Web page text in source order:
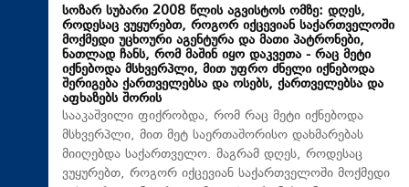
სოზარ სუბარი 2008 წლის აგვისტოს ომზე: დღეს,
როდესაც ვუყურებთ, როგორ იქცევიან საქართველოში
მოქმედი უცხოური აგენტურა და მათი პატრონები,
ნათლად ჩანს, რომ მაშინ იყო დაკვეთა - რაც მეტი
იქნებოდა მსხვერპლი, მით უფრო ძნელი იქნებოდა
შერიგება ქართველებსა და ოსებს, ქართველებსა და
აფხაზებს შორის
სააკაშვილი ფიქრობდა, რომ რაც მეტი იქნებოდა
მსხვერპლი, მით მეტ საერთაშორისო დახმარებას
მიიღებდა საქართველო. მაგრამ დღეს, როდესაც
ვუყურებთ, როგორ იქცევიან საქართველოში მოქმედი